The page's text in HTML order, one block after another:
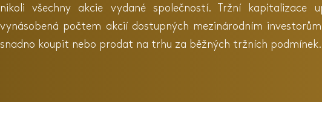
nikoli všechny akcie vydané společností. Tržní kapitalizace
vynásobená počtem akcií dostupných mezinárodním
snadno koupit nebo prodat na trhu za běžných tržních podmínek.